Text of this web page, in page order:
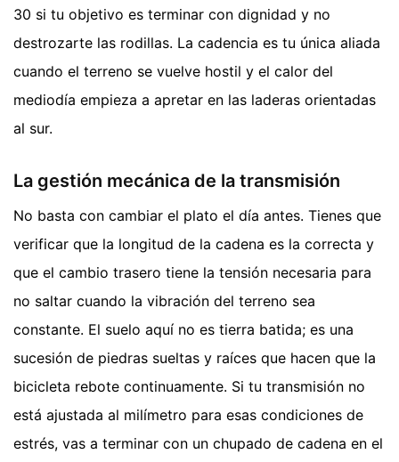
30 si tu objetivo es terminar con dignidad y no
destrozarte las rodillas. La cadencia es tu única aliada
cuando el terreno se vuelve hostil y el calor del
mediodía empieza a apretar en las laderas orientadas
al sur.
La gestión mecánica de la transmisión
No basta con cambiar el plato el día antes. Tienes que
verificar que la longitud de la cadena es la correcta y
que el cambio trasero tiene la tensión necesaria para
no saltar cuando la vibración del terreno sea
constante. El suelo aquí no es tierra batida; es una
sucesión de piedras sueltas y raíces que hacen que la
bicicleta rebote continuamente. Si tu transmisión no
está ajustada al milímetro para esas condiciones de
estrés, vas a terminar con un chupado de cadena en el